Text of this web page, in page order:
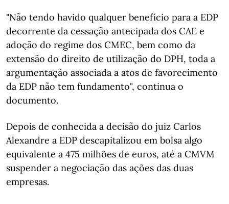
"Não tendo havido qualquer benefício para a EDP
decorrente da cessação antecipada dos CAE e
adoção do regime dos CMEC, bem como da
extensão do direito de utilização do DPH, toda a
argumentação associada a atos de favorecimento
da EDP não tem fundamento", continua o
documento.
Depois de conhecida a decisão do juiz Carlos
Alexandre a EDP descapitalizou em bolsa algo
equivalente a 475 milhões de euros, até a CMVM
suspender a negociação das ações das duas
empresas.